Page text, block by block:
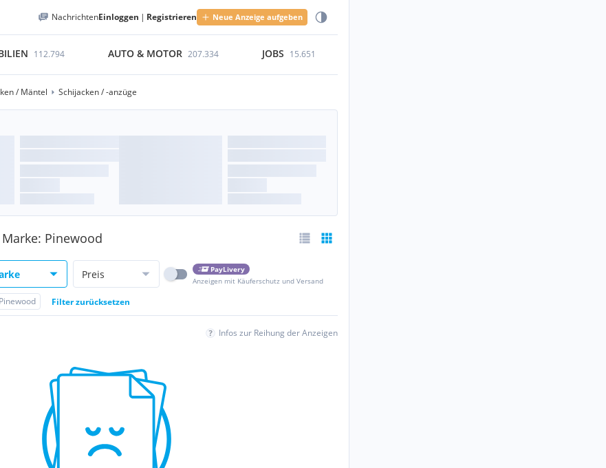
NachrichtenEinloggen | Registrieren Neue Anzeige aufgeben
112.794 AUTO & MOTOR 207.334 JOBS 15.651
/ Mäntel Schijacken / -anzüge
Pinewood
Preis
PayLivery
Anzeigen mit Käuferschutz und Versand
Pinewood Filter zurücksetzen
Infos zur Reihung der Anzeigen